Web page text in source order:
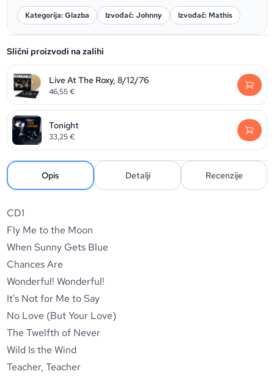
Kategorija: Glazba Izvođač: Johnny Izvođač: Mathis
Slični proizvodi na zalihi
Live At The Roxy, 8/12/76
46,55€
Tonight
33,25€
Opis Detalji Recenzije
CD1
Fly Me to the Moon
When Sunny Gets Blue
Chances Are
Wonderful! Wonderful!
It's Not for Me to Say
No Love (But Your Love)
The Twelfth of Never
Wild Is the Wind
Teacher, Teacher